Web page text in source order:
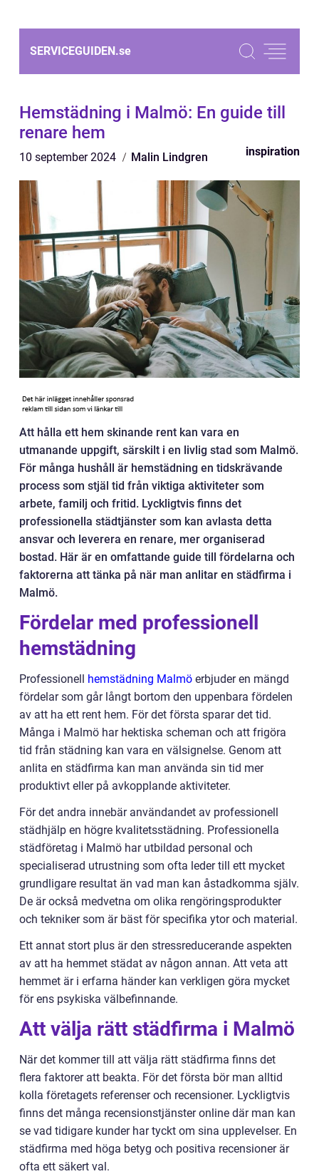
SERVICEGUIDEN.se
Hemstädning i Malmö: En guide till
renare hem
10 september 2024 Malin Lindgren inspiration
Att hålla ett hem skinande rent kan vara en
utmanande uppgift, särskilt i en livlig stad som Malmö.
För många hushåll är hemstädning en tidskrävande
process som stjäl tid från viktiga aktiviteter som
arbete, familj och fritid. Lyckligtvis finns det
professionella städtjänster som kan avlasta detta
ansvar och leverera en renare, mer organiserad
bostad. Här är en omfattande guide till fördelarna och
faktorerna att tänka på när man anlitar en städfirma i
Malmö.
Fördelar med professionell
hemstädning
Professionell hemstädning Malmö erbjuder en mängd
fördelar som går långt bortom den uppenbara fördelen
av att ha ett rent hem. För det första sparar det tid.
Många i Malmö har hektiska scheman och att frigöra
tid från städning kan vara en välsignelse. Genom att
anlita en städfirma kan man använda sin tid mer
produktivt eller på avkopplande aktiviteter.
För det andra innebär användandet av professionell
städhjälp en högre kvalitetsstädning. Professionella
städföretag i Malmö har utbildad personal och
specialiserad utrustning som ofta leder till ett mycket
grundligare resultat än vad man kan åstadkomma själv.
De är också medvetna om olika rengöringsprodukter
och tekniker som är bäst för specifika ytor och material.
Ett annat stort plus är den stressreducerande aspekten
av att ha hemmet städat av någon annan. Att veta att
hemmet är i erfarna händer kan verkligen göra mycket
för ens psykiska välbefinnande.
Att välja rätt städfirma i Malmö
När det kommer till att välja rätt städfirma finns det
flera faktorer att beakta. För det första bör man alltid
kolla företagets referenser och recensioner. Lyckligtvis
finns det många recensionstjänster online där man kan
se vad tidigare kunder har tyckt om sina upplevelser. En
städfirma med höga betyg och positiva recensioner är
ofta ett säkert val.